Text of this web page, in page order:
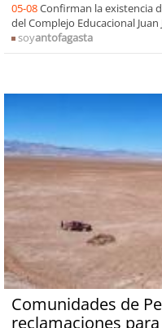
05-08Confirman la existencia
del Complejo Educacional
soyantofagasta
Comunidades de
reclamaciones